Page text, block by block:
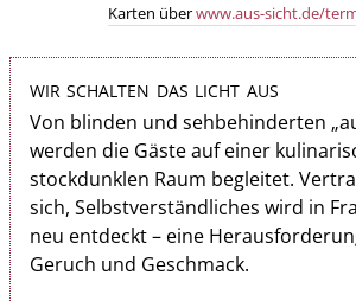
Karten überwww.aus-sicht.de/
WIR SCHALTEN DAS LICHT AUS
Von blinden und sehbehinderten
werden die Gäste auf einer
stockdunklen Raum begleitet.
sich, Selbstverständliches wird in
neu entdeckt – eine
Geruch und Geschmack.